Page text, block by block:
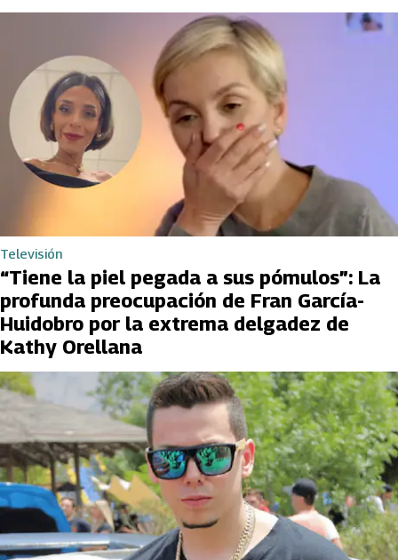
Televisión
“Tiene la piel pegada a sus pómulos”: La
profunda preocupación de Fran García-
Huidobro por la extrema delgadez de
Kathy Orellana